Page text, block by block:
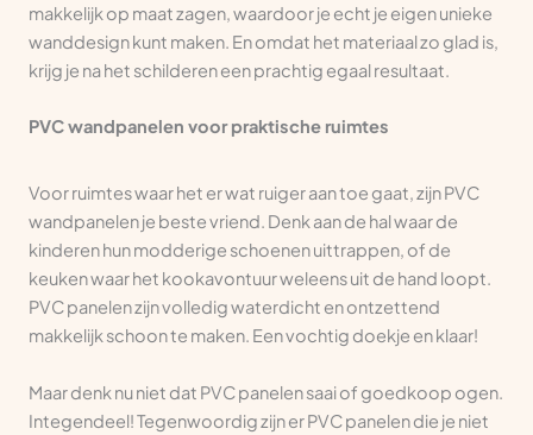
makkelijk op maat zagen, waardoor je echt je eigen unieke
wanddesign kunt maken. En omdat het materiaal zo glad is,
krijg je na het schilderen een prachtig egaal resultaat.
PVC wandpanelen voor praktische ruimtes
Voor ruimtes waar het er wat ruiger aan toe gaat, zijn PVC
wandpanelen je beste vriend. Denk aan de hal waar de
kinderen hun modderige schoenen uittrappen, of de
keuken waar het kookavontuur weleens uit de hand loopt.
PVC panelen zijn volledig waterdicht en ontzettend
makkelijk schoon te maken. Een vochtig doekje en klaar!
Maar denk nu niet dat PVC panelen saai of goedkoop ogen.
Integendeel! Tegenwoordig zijn er PVC panelen die je niet